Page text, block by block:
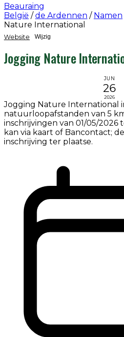
Beauraing
België / de Ardennen / Namen
Nature International
Website Wijzig
Jogging Nature
JUN
26
2026
Jogging Nature International
natuurloopafstanden van 5
inschrijvingen van 01/05/2026
kan via kaart of Bancontact;
inschrijving ter plaatse.